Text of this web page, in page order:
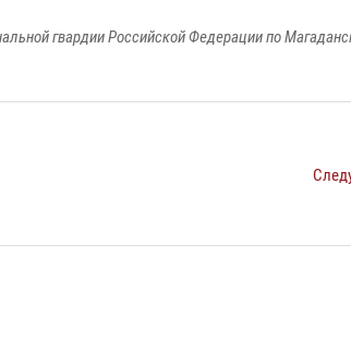
гвардии Российской Федерации по